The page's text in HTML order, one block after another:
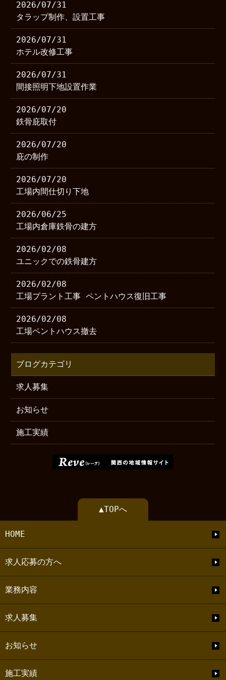
2026/07/31
タラップ制作、設置工事
2026/07/31
ホテル改修工事
2026/07/31
間接照明下地設置作業
2026/07/20
鉄骨庇取付
2026/07/20
庇の制作
2026/07/20
工場内間仕切り下地
2026/06/25
工場内倉庫鉄骨の建方
2026/02/08
ユニックでの鉄骨建方
2026/02/08
工場プラント工事 ペントハウス復旧工事
2026/02/08
工場ペントハウス撤去
ブログカテゴリ
求人募集
お知らせ
施工実績
▲TOPへ
HOME
求人応募の方へ
業務内容
求人募集
お知らせ
施工実績